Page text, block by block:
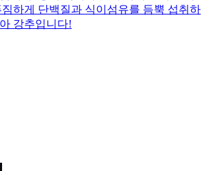
하게 단백질과 식이섬유를 듬뿍 섭취하
강추입니다!